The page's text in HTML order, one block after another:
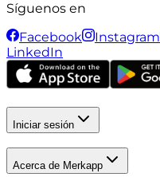
Síguenos en
Facebook
Instagram
LinkedIn
Iniciar sesión
Acerca de Merkapp